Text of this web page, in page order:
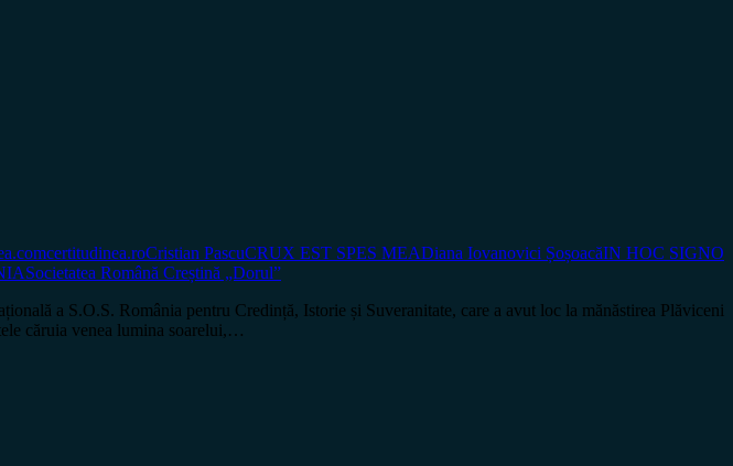
certitudinea.roCristian PascuCRUX EST SPES MEADiana Iovanovici ȘoșoacăIN HOC SIGNO
Societatea Română Creștină „Dorul”
a S.O.S. România pentru Credință, Istorie și Suveranitate, care a avut loc la mănăstirea Plăviceni
căruia venea lumina soarelui,…